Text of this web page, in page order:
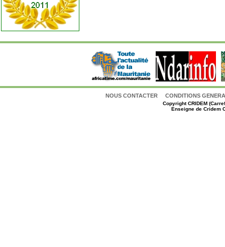
NOUS CONTACTER CONDITIONS
CopyrightCRIDEM
Enseigne de Cridem